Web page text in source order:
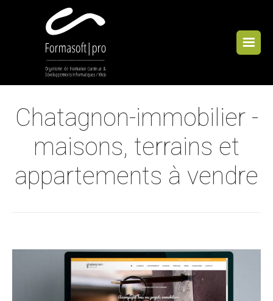
Chatagnon-immobilier -
maisons, terrains et
appartements à vendre
Cookies management panel